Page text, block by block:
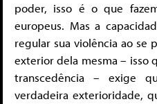
poder, isso é o que
europeus. Mas a
regular sua violência ao se
exterior dela mesma – isso
transcedência – exige
verdadeira exterioridade,